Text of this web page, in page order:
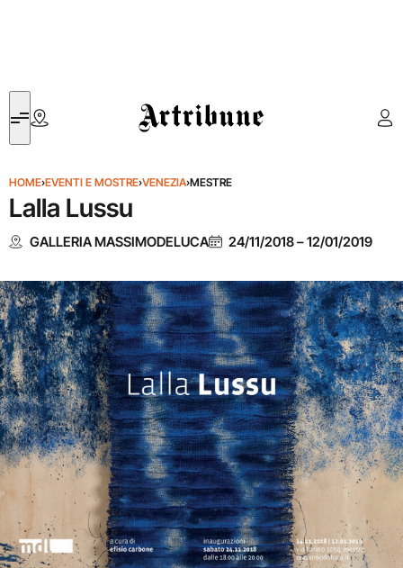
Artribune
HOME›EVENTI E MOSTRE›VENEZIA›MESTRE
Lalla Lussu
GALLERIA MASSIMODELUCA 24/11/2018–12/01/2019